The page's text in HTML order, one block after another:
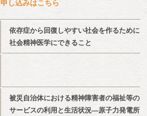
し込みはこちら
依存症から回復しやすい社会を作るために
社会精神医学にできること
被災自治体における精神障害者の福祉等の
サービスの利用と生活状況―原子力発電所